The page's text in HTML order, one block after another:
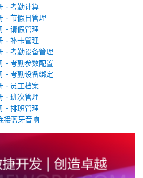
- 考勤计算
- 节假日管理
- 请假管理
- 补卡管理
- 考勤设备管理
- 考勤参数配置
- 考勤设备绑定
- 员工档案
- 班次管理
- 排班管理
接蓝牙音响